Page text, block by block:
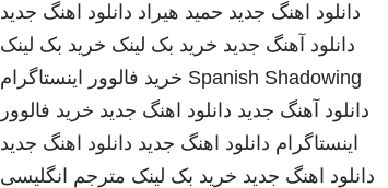
دانلود اهنگ جدید حمید هیراد دانلود اهنگ جدید
دانلود آهنگ جدید خرید بک لینک خرید بک لینک
Spanish Shadowing خرید فالوور اینستاگرام
دانلود آهنگ جدید دانلود اهنگ جدید خرید فالوور
اینستاگرام دانلود اهنگ جدید دانلود اهنگ جدید
دانلود اهنگ جدید خرید بک لینک مترجم انگلیسی